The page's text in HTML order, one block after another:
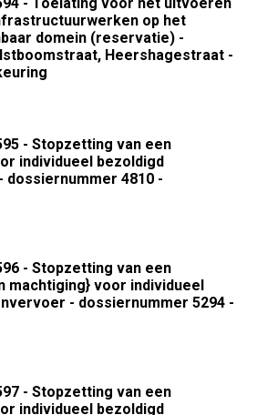
op het
domein (reservatie) -
Heershagestraat -
- Stopzetting van een
individueel bezoldigd
4810 -
- Stopzetting van een
machtiging} voor individueel
- dossiernummer 5294 -
- Stopzetting van een
individueel bezoldigd